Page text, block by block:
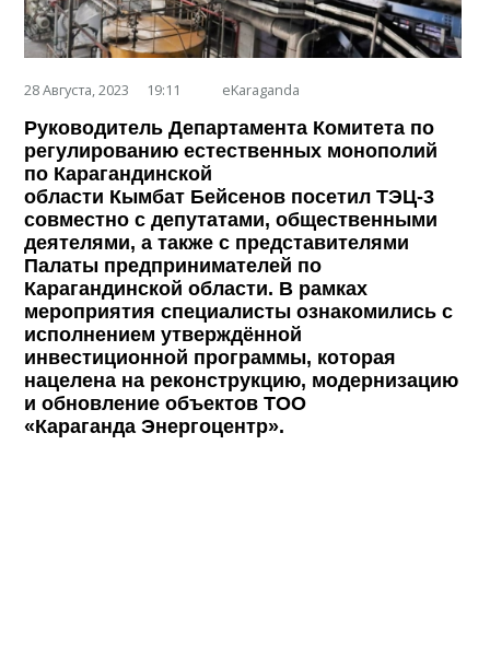
28 Августа, 2023 19:11 eKaraganda
Руководитель Департамента Комитета по
регулированию естественных монополий
по Карагандинской
области Кымбат Бейсенов посетил ТЭЦ-3
совместно с депутатами, общественными
деятелями, а также с представителями
Палаты предпринимателей по
Карагандинской области. В рамках
мероприятия специалисты ознакомились с
исполнением утверждённой
инвестиционной программы, которая
нацелена на реконструкцию, модернизацию
и обновление объектов ТОО
«КарагандаЭнергоцентр».